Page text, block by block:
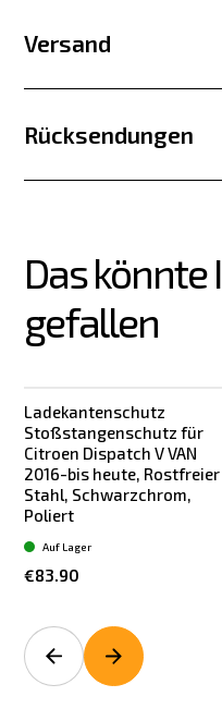
Versand
Rücksendungen
Das könnte
gefallen
Ladekantenschutz
Stoßstangenschutz für
Citroen Dispatch V VAN
2016-bis heute, Rostfreier
Stahl, Schwarzchrom,
Poliert
€83.90
Auf Lager